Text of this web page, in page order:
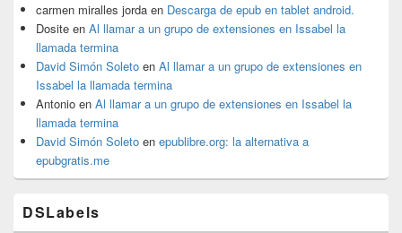
carmen miralles jorda en Descarga de epub en tablet android.
Dosite en Al llamar a un grupo de extensiones en Issabel la
llamada termina
David Simón Soleto en Al llamar a un grupo de extensiones en
Issabel la llamada termina
Antonio en Al llamar a un grupo de extensiones en Issabel la
llamada termina
David Simón Soleto en epublibre.org: la alternativa a
epubgratis.me
DSLabels